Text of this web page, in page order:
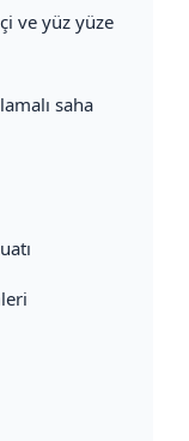
ve yüz yüze
saha